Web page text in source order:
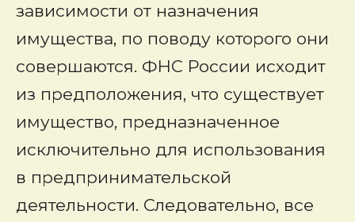
зависимости от назначения
имущества, по поводу которого они
совершаются. ФНС России исходит
из предположения, что существует
имущество, предназначенное
исключительно для использования
в предпринимательской
деятельности. Следовательно, все